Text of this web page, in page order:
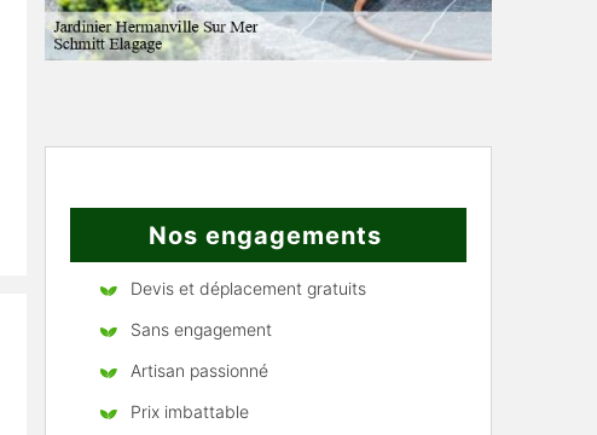
Nos engagements
Devis et déplacement gratuits
Sans engagement
Artisan passionné
Prix imbattable